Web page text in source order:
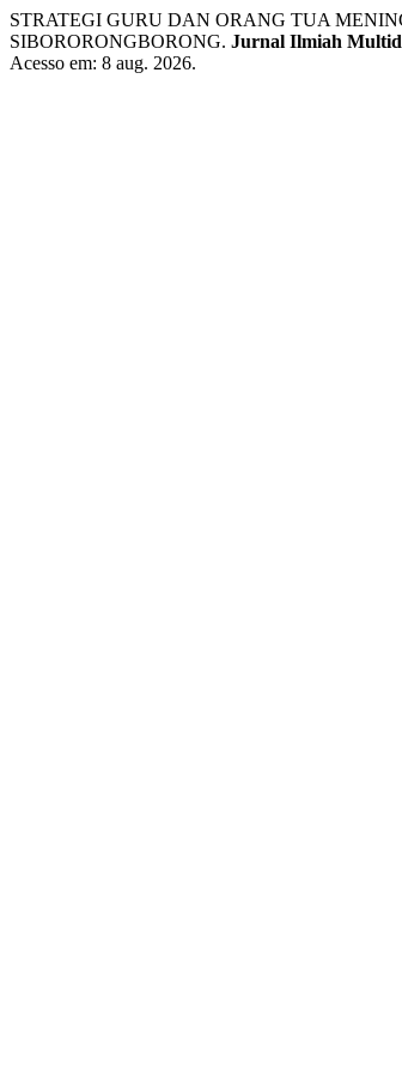
STRATEGI GURU DAN ORANG TUA
SIBORORONGBORONG. Jurnal Ilmiah
Acesso em: 8 aug. 2026.